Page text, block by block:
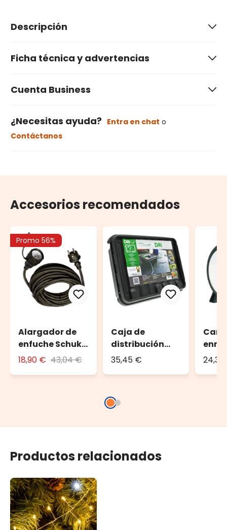
Descripción
Ficha técnica y advertencias
Cuenta Business
¿Necesitas ayuda? Entra en chat o
Contáctanos
Accesorios recomendados
Promo 56%
Alargador de
enfuche Schuko
10 m
18,90 € 43,04 €
Caja de
distribución
DRiBOX
35,45 €
Productos relacionados